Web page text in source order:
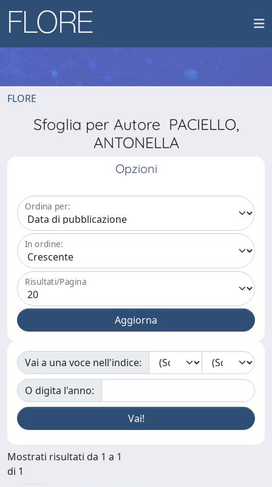
FLORE
Sfoglia per Autore PACIELLO,
ANTONELLA
Opzioni
Ordina per:
In ordine:
Risultati/Pagina
Vai a una voce nell'indice:
O digita l'anno:
Mostrati risultati da 1 a 1
di 1